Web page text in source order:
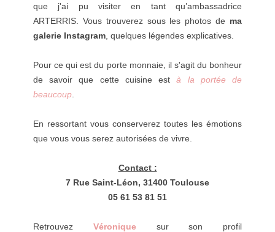
que j'ai pu visiter en tant qu’ambassadrice
ARTERRIS. Vous trouverez sous les photos de ma
galerie Instagram , quelques légendes explicatives.
Pour ce qui est du porte monnaie, il s'agit du bonheur
de savoir que cette cuisine està la portée de
beaucoup
En ressortant vous conserverez toutes les émotions
que vous vous serez autorisées de vivre.
Contact :
7 Rue Saint-Léon, 31400 Toulouse
05 61 53 81 51
Retrouvez Véronique sur son profil